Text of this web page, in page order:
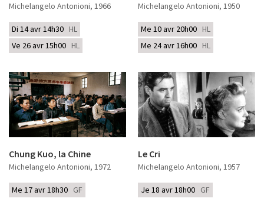
Michelangelo Antonioni, 1966
Di 14 avr 14h30 HL
Ve 26 avr 15h00 HL
Michelangelo Antonioni, 1950
Me 10 avr 20h00 HL
Me 24 avr 16h00 HL
Chung Kuo, la Chine
Michelangelo Antonioni, 1972
Me 17 avr 18h30 GF
Le Cri
Michelangelo Antonioni, 1957
Je 18 avr 18h00 GF